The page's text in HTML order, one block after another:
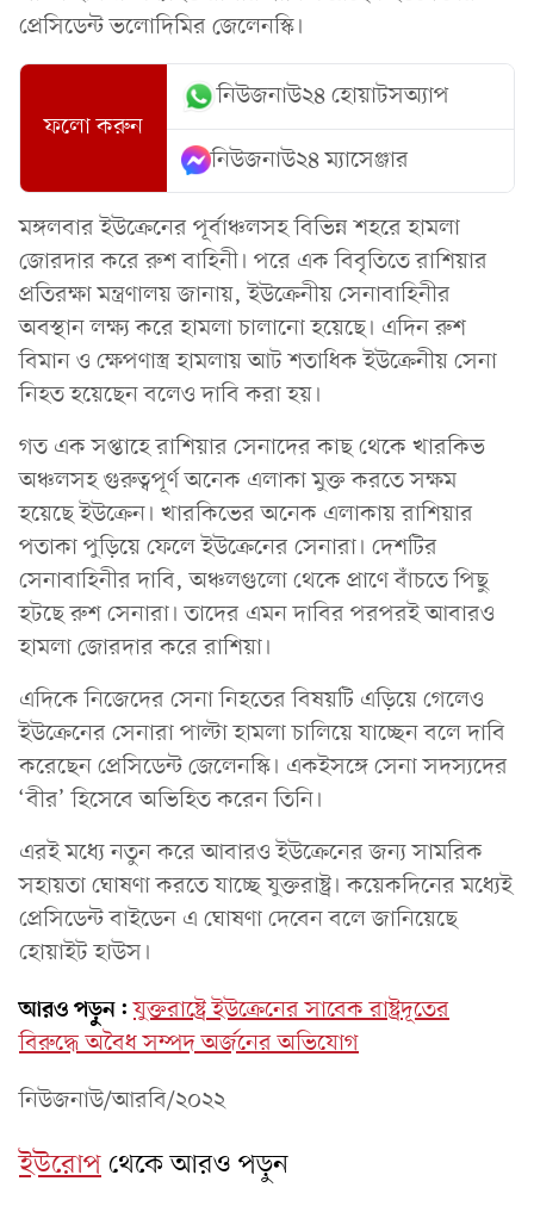
প্রেসিডেন্ট ভলোদিমির জেলেনস্কি।
ফলো করুন
নিউজনাউ২৪ হোয়াটসঅ্যাপ
নিউজনাউ২৪ ম্যাসেঞ্জার
মঙ্গলবার ইউক্রেনের পূর্বাঞ্চলসহ বিভিন্ন শহরে হামলা
জোরদার করে রুশ বাহিনী। পরে এক বিবৃতিতে রাশিয়ার
প্রতিরক্ষা মন্ত্রণালয় জানায়, ইউক্রেনীয় সেনাবাহিনীর
অবস্থান লক্ষ্য করে হামলা চালানো হয়েছে। এদিন রুশ
বিমান ও ক্ষেপণাস্ত্র হামলায় আট শতাধিক ইউক্রেনীয় সেনা
নিহত হয়েছেন বলেও দাবি করা হয়।
গত এক সপ্তাহে রাশিয়ার সেনাদের কাছ থেকে খারকিভ
অঞ্চলসহ গুরুত্বপূর্ণ অনেক এলাকা মুক্ত করতে সক্ষম
হয়েছে ইউক্রেন। খারকিভের অনেক এলাকায় রাশিয়ার
পতাকা পুড়িয়ে ফেলে ইউক্রেনের সেনারা। দেশটির
সেনাবাহিনীর দাবি, অঞ্চলগুলো থেকে প্রাণে বাঁচতে পিছু
হটছে রুশ সেনারা। তাদের এমন দাবির পরপরই আবারও
হামলা জোরদার করে রাশিয়া।
এদিকে নিজেদের সেনা নিহতের বিষয়টি এড়িয়ে গেলেও
ইউক্রেনের সেনারা পাল্টা হামলা চালিয়ে যাচ্ছেন বলে দাবি
করেছেন প্রেসিডেন্ট জেলেনস্কি। একইসঙ্গে সেনা সদস্যদের
‘বীর’ হিসেবে অভিহিত করেন তিনি।
এরই মধ্যে নতুন করে আবারও ইউক্রেনের জন্য সামরিক
সহায়তা ঘোষণা করতে যাচ্ছে যুক্তরাষ্ট্র। কয়েকদিনের মধ্যেই
প্রেসিডেন্ট বাইডেন এ ঘোষণা দেবেন বলে জানিয়েছে
হোয়াইট হাউস।
আরও পড়ুন: যুক্তরাষ্ট্রে ইউক্রেনের সাবেক রাষ্ট্রদূতের
বিরুদ্ধে অবৈধ সম্পদ অর্জনের অভিযোগ
নিউজনাউ/আরবি/২০২২
ইউরোপথেকে আরও পড়ুন